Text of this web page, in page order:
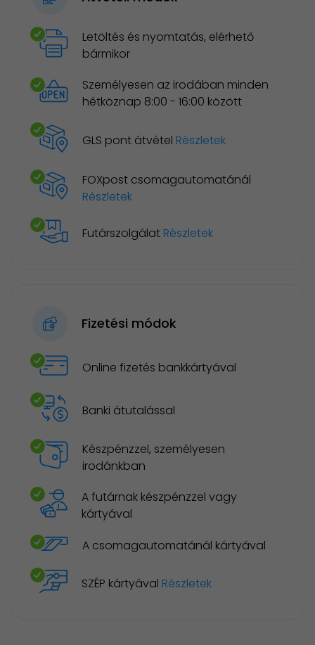
Letöltés és nyomtatás, elérhető
bármikor
Személyesen az irodában minden
hétköznap 8:00 - 16:00 között
GLS pont átvétel Részletek
FOXpost csomagautomatánál
Részletek
Futárszolgálat Részletek
Fizetési módok
Online fizetés bankkártyával
Banki átutalással
Készpénzzel, személyesen
irodánkban
A futárnak készpénzzel vagy
kártyával
A csomagautomatánál kártyával
SZÉP kártyával Részletek